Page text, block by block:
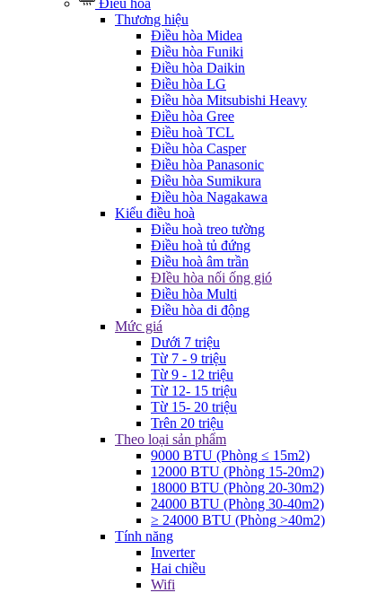
Thương hiệu
Điều hòa Midea
Điều hòa Funiki
Điều hòa Daikin
Điều hòa LG
Điều hòa Mitsubishi Heavy
Điều hòa Gree
Điều hoà TCL
Điều hòa Casper
Điều hòa Panasonic
Điều hòa Sumikura
Điều hòa Nagakawa
Kiểu điều hoà
Điều hoà treo tường
Điều hoà tủ đứng
Điều hoà âm trần
ĐIều hòa nối ống gió
Điều hòa Multi
Điều hòa di động
Mức giá
Dưới 7 triệu
Từ 7 - 9 triệu
Từ 9 - 12 triệu
Từ 12- 15 triệu
Từ 15- 20 triệu
Trên 20 triệu
Theo loại sản phẩm
9000 BTU (Phòng ≤ 15m2)
12000 BTU (Phòng 15-20m2)
18000 BTU (Phòng 20-30m2)
24000 BTU (Phòng 30-40m2)
≥ 24000 BTU (Phòng >40m2)
Tính năng
Inverter
Hai chiều
Wifi